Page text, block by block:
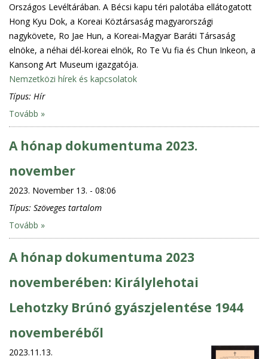
Országos Levéltárában. A Bécsi kapu téri palotába ellátogatott
Hong Kyu Dok, a Koreai Köztársaság magyarországi
nagykövete, Ro Jae Hun, a Koreai-Magyar Baráti Társaság
elnöke, a néhai dél-koreai elnök, Ro Te Vu fia és Chun Inkeon, a
Kansong Art Museum igazgatója.
Nemzetközi hírek és kapcsolatok
Típus: Hír
Tovább »
A hónap dokumentuma 2023.
november
2023. November 13. - 08:06
Típus: Szöveges tartalom
Tovább »
A hónap dokumentuma 2023
novemberében: Királylehotai
Lehotzky Brúnó gyászjelentése 1944
novemberéből
2023.11.13.